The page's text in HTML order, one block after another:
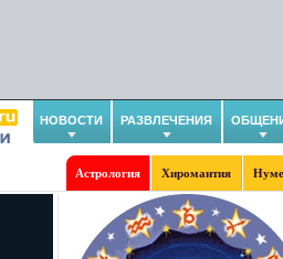
НОВОСТИ РАЗВЛЕЧЕНИЯ
Астрология Хиромантия